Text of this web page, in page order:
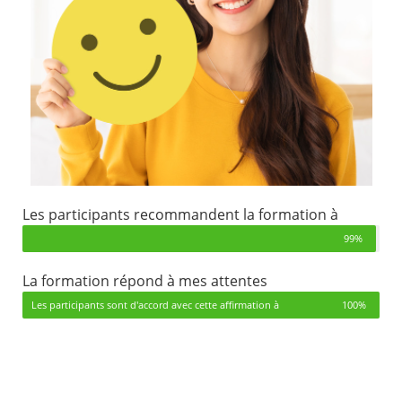
Les participants recommandent la formation à
99%
La formation répond à mes attentes
Les participants sont d'accord avec cette affirmation à 100%